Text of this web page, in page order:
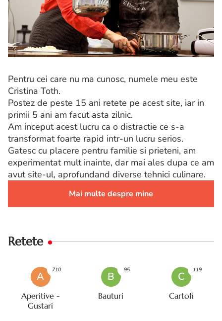
Pentru cei care nu ma cunosc, numele meu este
Cristina Toth.
Postez de peste 15 ani retete pe acest site, iar in
primii 5 ani am facut asta zilnic.
Am inceput acest lucru ca o distractie ce s-a
transformat foarte rapid intr-un lucru serios.
Gatesc cu placere pentru familie si prieteni, am
experimentat mult inainte, dar mai ales dupa ce am
avut site-ul, aprofundand diverse tehnici culinare.
Mai multe despre mine
Retete
A
Aperitive -
Gustari
710
B
Bauturi
95
C
Cartofi
119